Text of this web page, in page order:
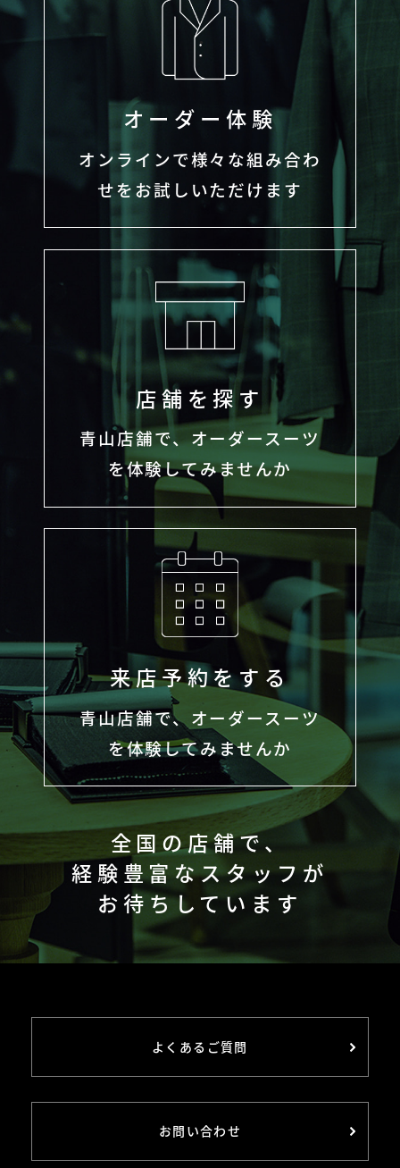
オーダー体験
オンラインで様々な組み合わ
せをお試しいただけます
店舗を探す
青山店舗で、オーダースーツ
を体験してみませんか
来店予約をする
青山店舗で、オーダースーツ
を体験してみませんか
全国の店舗で、
経験豊富なスタッフが
お待ちしています
よくあるご質問
お問い合わせ